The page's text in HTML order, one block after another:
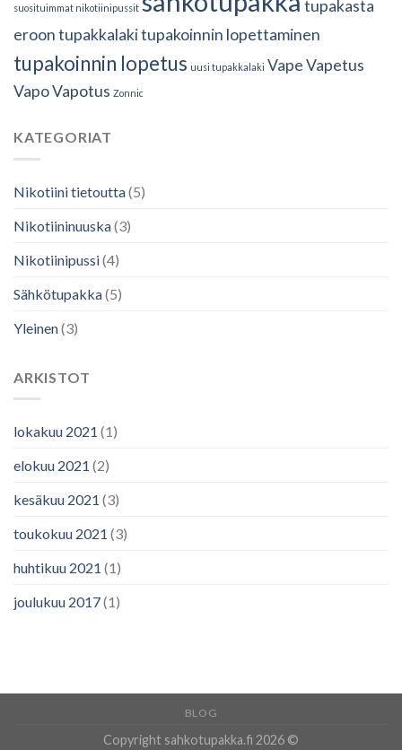
suosituimmat nikotiinipussit
tupakasta
eroontupakkalakitupakoinnin lopettaminen
tupakoinnin lopetus uusi tupakkalaki VapeVapetus
VapoVapotus Zonnic
KATEGORIAT
Nikotiini tietoutta(5)
Nikotiininuuska(3)
Nikotiinipussi(4)
Sähkötupakka(5)
Yleinen(3)
ARKISTOT
lokakuu 2021 (1)
elokuu 2021 (2)
kesäkuu 2021 (3)
toukokuu 2021 (3)
huhtikuu 2021 (1)
joulukuu 2017(1)
BLOG
Copyright sahkotupakka.fi 2026 ©